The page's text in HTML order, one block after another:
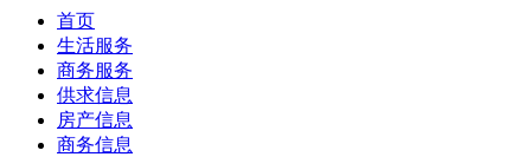
首页
生活服务
商务服务
供求信息
房产信息
商务信息